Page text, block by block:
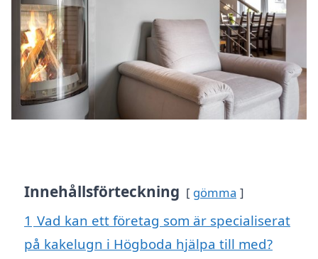
Innehållsförteckning gömma
1 Vad kan ett företag som är specialiserat
på kakelugn i Högboda hjälpa till med?